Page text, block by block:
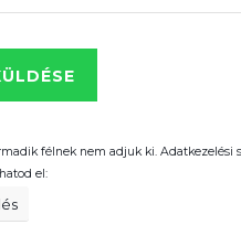
félnek nem adjuk ki. Adatkezelési
el: